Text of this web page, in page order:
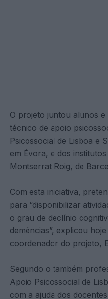
O projeto juntou alunos
técnico de apoio
Psicossocial de Lisboa e
em Évora, e dos
Montserrat Roig, de
Com esta iniciativa,
para “disponibilizar
o grau de declínio
demências”, explicou
coordenador do projeto,
Segundo o também
Apoio Psicossocial de
com a ajuda dos